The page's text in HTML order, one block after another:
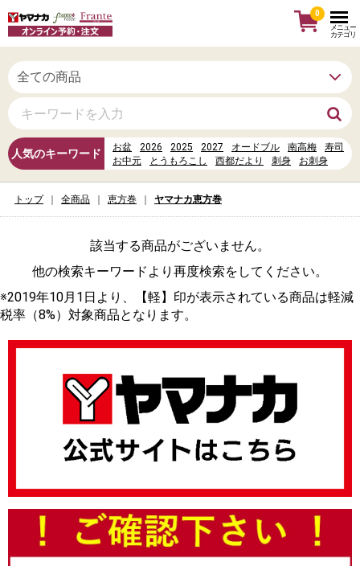
人気のキーワード お盆 2026 2025 2027 オードブル 南高梅
寿司
お中元
とうもろこし 西都だより 刺身
お刺身
%E8%88%B9%E6%A9%8B
丼
0
メニュー
カテゴリ
トップ 全商品 恵方巻 ヤマナカ恵方巻
該当する商品がございません。
他の検索キーワードより再度検索をしてください。
※2019年10月1日より、【軽】印が表示されている商品は軽減
税率（8%）対象商品となります。